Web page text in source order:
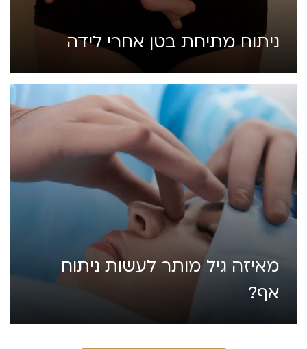
ניתוח מתיחת בטן אחרי לידה
מאיזה גיל מותר לעשות ניתוח
אף?